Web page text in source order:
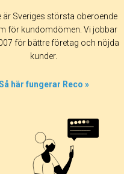
dagar 90 dagar
är Sveriges största oberoende
för kundomdömen. Vi jobbar
för bättre företag och nöjda
kunder.
här fungerar Reco »